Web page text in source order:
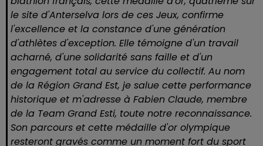
le site d'Anterselva lors de ces Jeux, confirme
l'excellence et la constance d'une génération
d'athlètes d'exception. Elle témoigne d'un travail
acharné, d'une solidarité sans faille et d'un
engagement total au service du collectif. Au nom
de la Région Grand Est, je salue cette performance
historique et m'adresse à Fabien Claude, membre
de la Team Grand Esti, toute notre reconnaissance.
Son parcours et cette médaille d'or olympique
resteront gravés comme un moment fort du sport